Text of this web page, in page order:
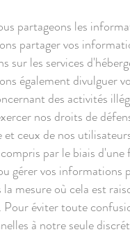
partageons les
partager vos
sur les services
également divulguer
des activités
nos droits de
et ceux de nos
par le biais
gérer vos informations
la mesure où cela est
Pour éviter toute
à notre seule